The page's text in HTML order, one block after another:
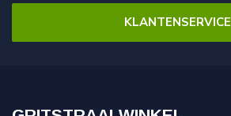
KLANTENSERVICE